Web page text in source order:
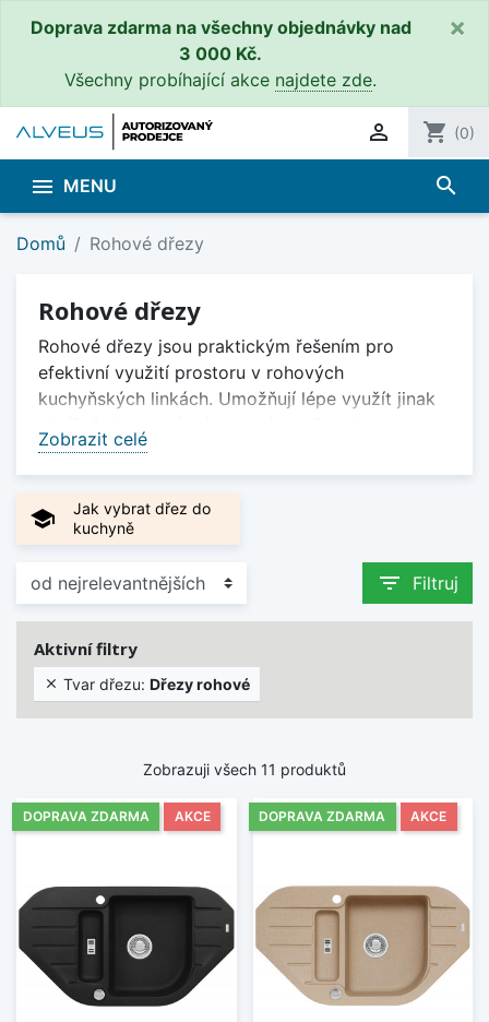
Doprava zdarma na všechny objednávky nad
3 000 Kč.
Všechny probíhající akce najdete zde.
×
 shopping_cart (0)
 MENU search
Domů Rohové dřezy
Rohové dřezy
Zobrazit celé
Rohové dřezy jsou praktickým řešením pro
efektivní využití prostoru v rohových
kuchyňských linkách. Umožňují lépe využít jinak
dostatek pracovního prostoru kolem dřezu. Díky
svému provedení jsou vhodné jak do menších
kuchyní, tak do prostornějších sestav.
V nabídce najdete rohové kuchyňské dřezy v
různých materiálech, tvarech a velikostech.
Snadno je lze přizpůsobit uspořádání kuchyně i
individuálním požadavkům na funkčnost a design.
Zobrazit méně
school
Jak vybrat dřez do
kuchyně
filter_list Filtruj
Aktivní filtry
 Tvar dřezu: Dřezy rohové
Zobrazuji všech 11 produktů
DOPRAVA ZDARMA AKCE DOPRAVA ZDARMA AKCE